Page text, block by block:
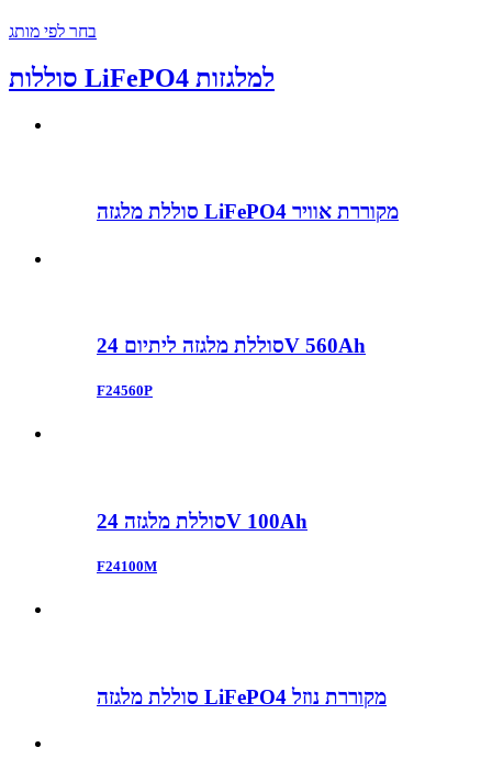
בחר לפי מותג
סוללות LiFePO4 למלגזות
סוללת מלגזה LiFePO4 מקוררת אוויר
סוללת מלגזה ליתיום 24V 560Ah
F24560P
סוללת מלגזה 24V 100Ah
F24100M
סוללת מלגזה LiFePO4 מקוררת נוזל